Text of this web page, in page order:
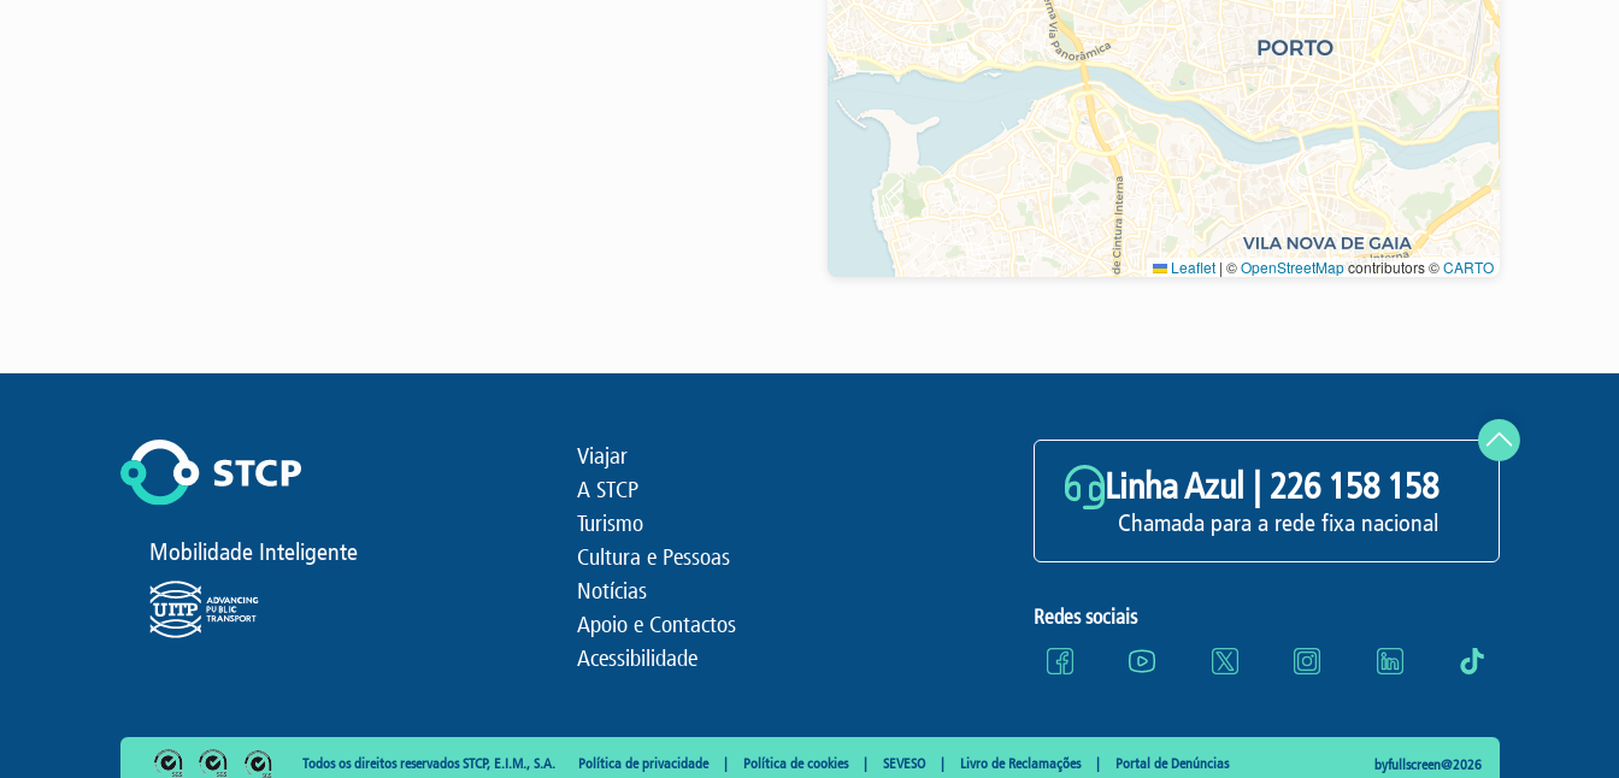
Leaflet | ©OpenStreetMapcontributors ©CARTO
Mobilidade Inteligente
Viajar
A STCP
Turismo
Cultura e Pessoas
Notícias
Apoio e Contactos
Acessibilidade
Linha Azul | 226 158 158
Chamada para a rede fixa nacional
Redes sociais
Todos os direitos reservados STCP, E.I.M., S.A. Política de privacidade Política de cookies SEVESO Livro de Reclamações Portal de Denúncias byfullscreen@2026